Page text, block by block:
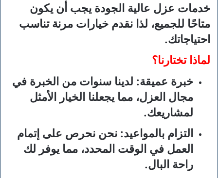
خدمات عزل عالية الجودة يجب أن يكون
متاحًا للجميع، لذا نقدم خيارات مرنة تناسب
احتياجاتك.
لماذا تختارنا؟
خبرة عميقة: لدينا سنوات من الخبرة في
مجال العزل، مما يجعلنا الخيار الأمثل
لمشاريعك.
التزام بالمواعيد: نحن نحرص على إتمام
العمل في الوقت المحدد، مما يوفر لك
راحة البال.